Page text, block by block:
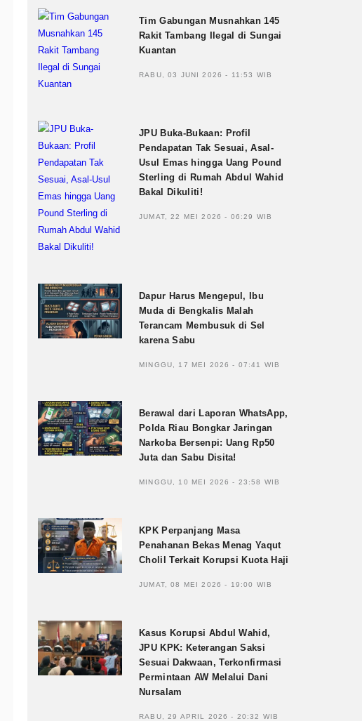
Tim Gabungan Musnahkan 145
Rakit Tambang Ilegal di Sungai
Kuantan
RABU, 03 JUNI 2026 - 11:53 WIB
JPU Buka-Bukaan: Profil
Pendapatan Tak Sesuai, Asal-
Usul Emas hingga Uang Pound
Sterling di Rumah Abdul Wahid
Bakal Dikuliti!
JUMAT, 22 MEI 2026 - 06:29 WIB
Dapur Harus Mengepul, Ibu
Muda di Bengkalis Malah
Terancam Membusuk di Sel
karena Sabu
MINGGU, 17 MEI 2026 - 07:41 WIB
Berawal dari Laporan WhatsApp,
Polda Riau Bongkar Jaringan
Narkoba Bersenpi: Uang Rp50
Juta dan Sabu Disita!
MINGGU, 10 MEI 2026 - 23:58 WIB
KPK Perpanjang Masa
Penahanan Bekas Menag Yaqut
Cholil Terkait Korupsi Kuota Haji
JUMAT, 08 MEI 2026 - 19:00 WIB
Kasus Korupsi Abdul Wahid,
JPU KPK: Keterangan Saksi
Sesuai Dakwaan, Terkonfirmasi
Permintaan AW Melalui Dani
Nursalam
RABU, 29 APRIL 2026 - 20:32 WIB